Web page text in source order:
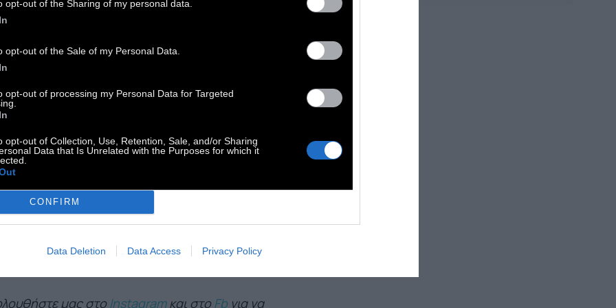
opt-out of the Sharing of my personal data.
opt-out of the Sale of my Personal Data.
opt-out of processing my Personal Data for Targeted
opt-out of Collection, Use, Retention, Sale, and/or Sharing
Data that Is Unrelated with the Purposes for which it
CONFIRM
Data Deletion Data Access Privacy Policy
1977) ήταν Γαλλίδα συγγραφέας,
και δοκιμιογράφος. Έγινε περισσότερο
μέσα από την έκδοση των ημερολογίων της.
πως την ελευθερία μας τη χαρίζει μόνο το
επίσης:
Νιν είπε
σήμερα: Η Νίνα Σιμόν είπε
έγινε ένας κακός άνθρωπος
μας στο Instagramκαι στο Fbγια να